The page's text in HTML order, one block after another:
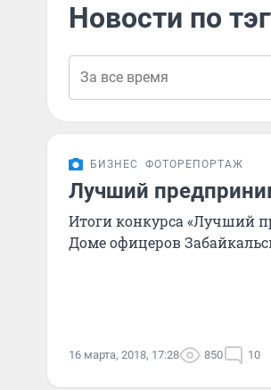
Новости по
БИЗНЕС ФОТОРЕПОРТАЖ
Лучший
Итоги конкурса «Лучший
Доме офицеров
16 марта, 2018, 17:28 850 10